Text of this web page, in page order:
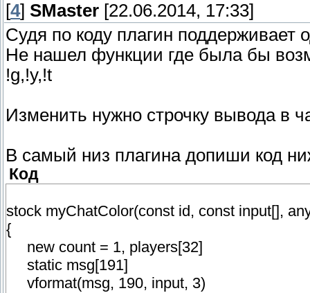
[4] SMaster [22.06.2014, 17:33]
Судя по коду плагин поддерживает
Не нашел функции где была бы
!g,!y,!t
Изменить нужно строчку вывода в
В самый низ плагина допиши код
Код
stock myChatColor(const id, const input[],
{
new count = 1, players[32]
static msg[191]
vformat(msg, 190, input, 3)